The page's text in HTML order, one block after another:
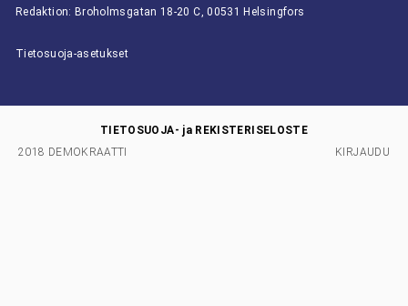
Redaktion: Broholmsgatan 18-20 C, 00531 Helsingfors
Tietosuoja-asetukset
2018 DEMOKRAATTI
TIETOSUOJA- ja REKISTERISELOSTE
KIRJAUDU